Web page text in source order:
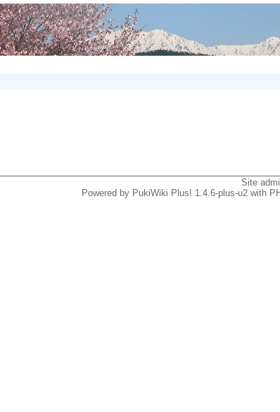
Site
Powered by PukiWiki Plus! 1.4.6-plus-u2 with